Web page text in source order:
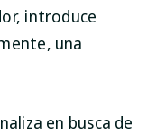
introduce
una
en busca de